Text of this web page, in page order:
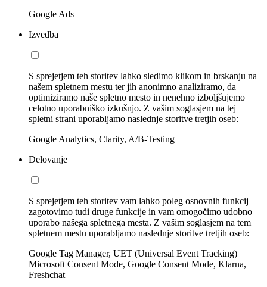
Google Ads
Izvedba
S sprejetjem teh storitev lahko sledimo klikom in brskanju na
našem spletnem mestu ter jih anonimno analiziramo, da
optimiziramo naše spletno mesto in nenehno izboljšujemo
celotno uporabniško izkušnjo. Z vašim soglasjem na tej
spletni strani uporabljamo naslednje storitve tretjih oseb:
Google Analytics, Clarity, A/B-Testing
Delovanje
S sprejetjem teh storitev vam lahko poleg osnovnih funkcij
zagotovimo tudi druge funkcije in vam omogočimo udobno
uporabo našega spletnega mesta. Z vašim soglasjem na tem
spletnem mestu uporabljamo naslednje storitve tretjih oseb:
Google Tag Manager, UET (Universal Event Tracking)
Microsoft Consent Mode, Google Consent Mode, Klarna,
Freshchat